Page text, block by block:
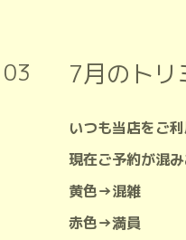
03 7月のトリ
いつも当店をご
現在ご予約が混み
黄色→混雑
赤色→満員